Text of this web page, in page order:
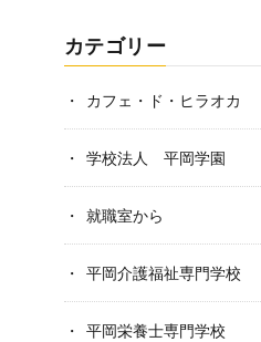
カテゴリー
カフェ・ド・ヒラオカ
学校法人 平岡学園
就職室から
平岡介護福祉専門学校
平岡栄養士専門学校